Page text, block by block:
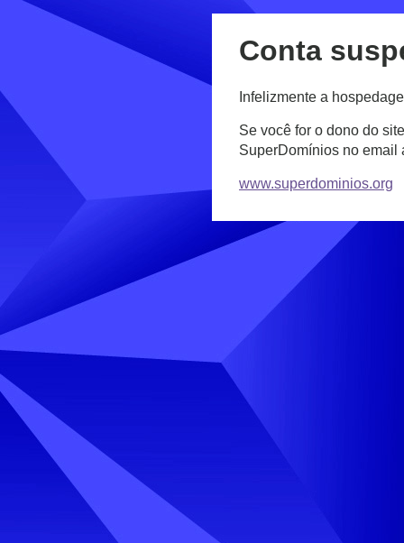
Conta
Infelizmente a
Se você for o dono do
SuperDomínios no email
www.superdominios.org